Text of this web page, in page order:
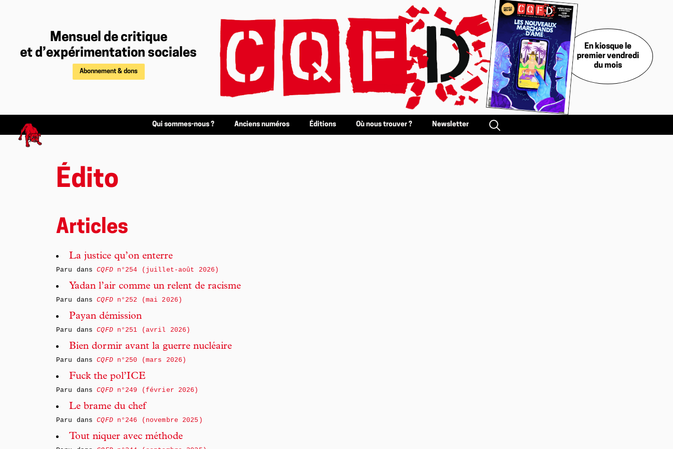
Mensuel de critique
et d’expérimentation sociales
Abonnement & dons
En kiosque le
premier vendredi
du mois
Qui sommes-nous ? Anciens numéros Éditions Où nous trouver ? Newsletter
Édito
Articles
La justice qu’on enterre
Paru dansCQFDn°254 (juillet-août 2026)
Yadan l’air comme un relent de racisme
Paru dansCQFDn°252 (mai 2026)
Payan démission
Paru dansCQFDn°251 (avril 2026)
Bien dormir avant la guerre nucléaire
Paru dansCQFDn°250 (mars 2026)
Fuck the pol’ICE
Paru dansCQFDn°249 (février 2026)
Le brame du chef
Paru dansCQFDn°246 (novembre 2025)
Tout niquer avec méthode